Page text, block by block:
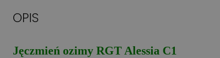
OPIS
Jęczmień ozimy RGT Alessia C1